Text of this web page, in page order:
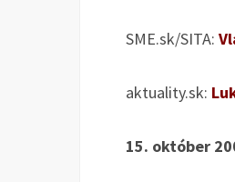
SME.sk/SITA:
aktuality.sk:
15. október